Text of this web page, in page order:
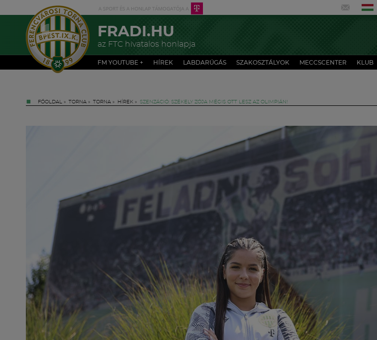
FRADI.HU
az FTC hivatalos honlapja
FM YOUTUBE + HÍREK LABDARÚGÁS SZAKOSZTÁLYOK MECCSCENTER KLUB
FŐOLDAL » TORNA » TORNA » HÍREK » SZENZÁCIÓ: SZÉKELY ZÓJA MÉGIS OTT LESZ AZ OLIMPIÁN!